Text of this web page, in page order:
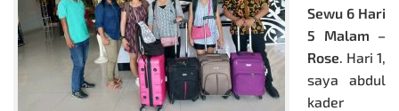
Sewu 6 Hari
5 Malam –
Rose . Hari 1,
saya abdul
kader